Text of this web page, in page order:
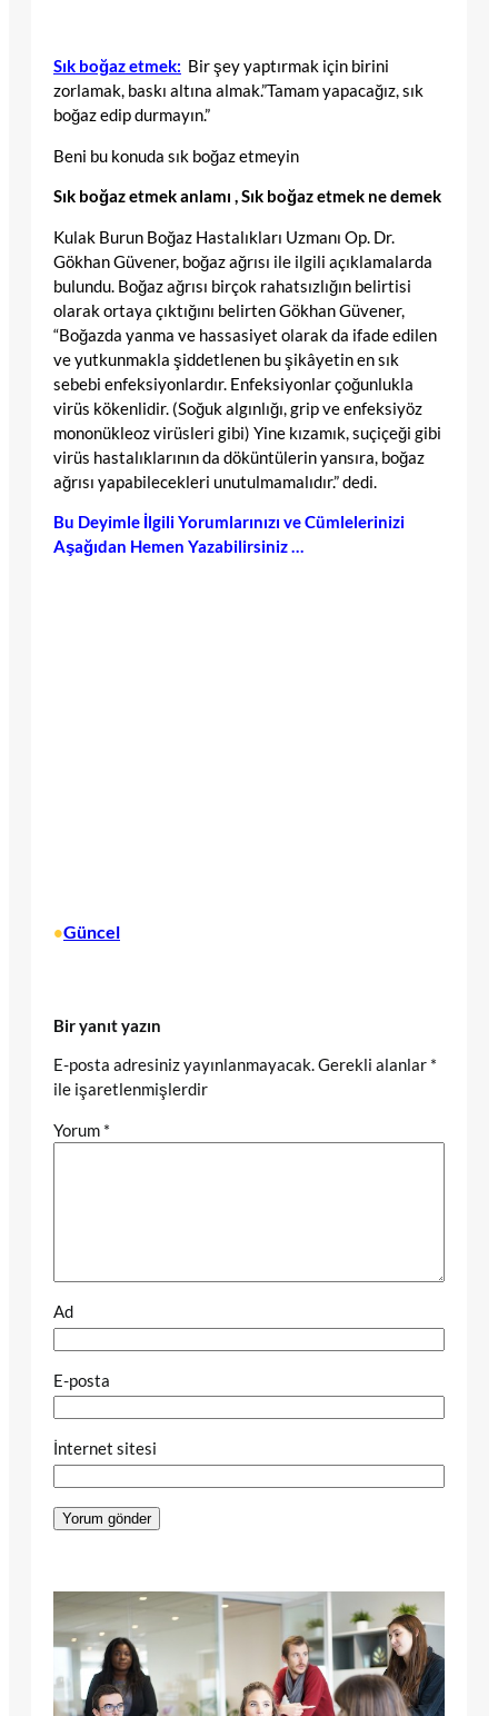
Sık boğaz etmek: Bir şey yaptırmak için birini
zorlamak, baskı altına almak.”Tamam yapacağız, sık
boğaz edip durmayın.”
Beni bu konuda sık boğaz etmeyin
Sık boğaz etmek anlamı , Sık boğaz etmek ne demek
Kulak Burun Boğaz Hastalıkları Uzmanı Op. Dr.
Gökhan Güvener, boğaz ağrısı ile ilgili açıklamalarda
bulundu. Boğaz ağrısı birçok rahatsızlığın belirtisi
olarak ortaya çıktığını belirten Gökhan Güvener,
“Boğazda yanma ve hassasiyet olarak da ifade edilen
ve yutkunmakla şiddetlenen bu şikâyetin en sık
sebebi enfeksiyonlardır. Enfeksiyonlar çoğunlukla
virüs kökenlidir. (Soğuk algınlığı, grip ve enfeksiyöz
mononükleoz virüsleri gibi) Yine kızamık, suçiçeği gibi
virüs hastalıklarının da döküntülerin yansıra, boğaz
ağrısı yapabilecekleri unutulmamalıdır.” dedi.
Bu Deyimle İlgili Yorumlarınızı ve Cümlelerinizi
Aşağıdan Hemen Yazabilirsiniz …
•Güncel
Bir yanıt yazın
E-posta adresiniz yayınlanmayacak.Gerekli alanlar *
ile işaretlenmişlerdir
Yorum *
Ad
E-posta
İnternet sitesi